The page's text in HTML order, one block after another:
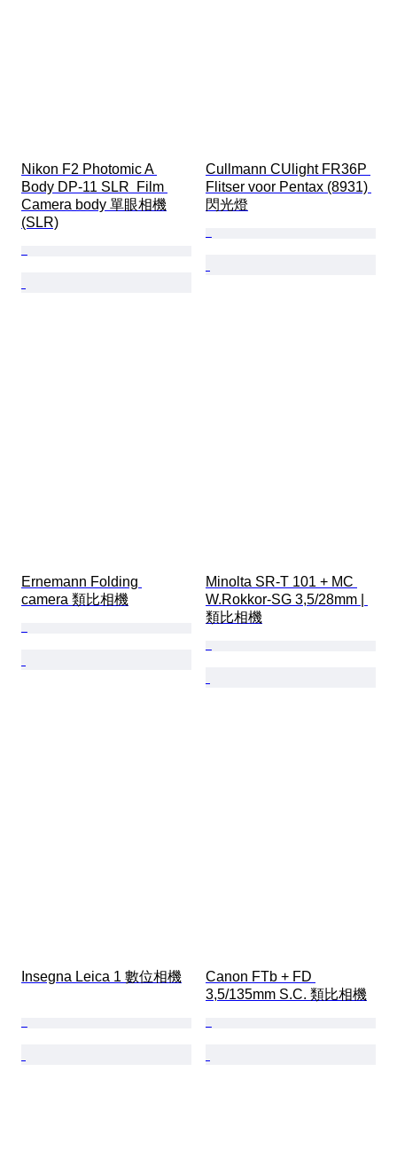
Nikon F2 Photomic A
Body DP-11 SLR  Film
Camera body 單眼相機
(SLR)
Cullmann CUlight FR36P
Flitser voor Pentax (8931)
閃光燈
Ernemann Folding
camera 類比相機
Minolta SR-T 101 + MC
W.Rokkor-SG 3,5/28mm |
類比相機
Insegna Leica 1 數位相機
Canon FTb + FD
3,5/135mm S.C. 類比相機